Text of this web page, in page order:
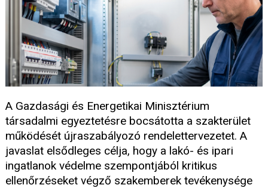
A Gazdasági és Energetikai Minisztérium
társadalmi egyeztetésre bocsátotta a szakterület
működését újraszabályozó rendelettervezetet. A
javaslat elsődleges célja, hogy a lakó- és ipari
ingatlanok védelme szempontjából kritikus
ellenőrzéseket végző szakemberek tevékenysége